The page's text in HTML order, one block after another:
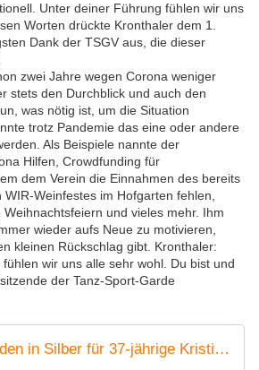
Unter deiner Führung fühlen wir uns
Worten drückte Kronthaler dem 1.
Dank der TSGV aus, die dieser
zwei Jahre wegen Corona weniger
stets den Durchblick und auch den
was nötig ist, um die Situation
trotz Pandemie das eine oder andere
Als Beispiele nannte der
Hilfen, Crowdfunding für
dem Verein die Einnahmen des bereits
Weinfestes im Hofgarten fehlen,
und vieles mehr. Ihm
wieder aufs Neue zu motivieren,
kleinen Rückschlag gibt. Kronthaler:
wir uns alle sehr wohl. Du bist und
der Tanz-Sport-Garde
BDK-Verdienstorden in Silber für 37-jährige Kristina Hauser